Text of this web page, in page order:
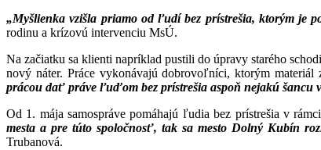
„Myšlienka vzišla priamo od ľudí bez prístrešia, ktorým je
rodinu a krízovú intervenciu MsÚ.
Na začiatku sa klienti napríklad pustili do úpravy starého
nový náter. Práce vykonávajú dobrovoľníci, ktorým materiál
prácou dať práve ľuďom bez prístrešia aspoň nejakú šancu
Od 1. mája samospráve pomáhajú ľudia bez prístrešia v
mesta a pre túto spoločnosť, tak sa mesto Dolný Kubín
Trubanová.